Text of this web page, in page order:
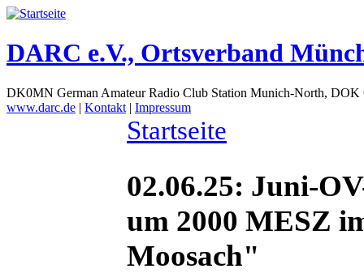
DARC e.V., Ortsverband
DK0MN German Amateur Radio Club Station Munich-North,
www.darc.de | Kontakt | Impressum
Startseite
02.06.25: Juni-
um 2000 MESZ
Moosach"